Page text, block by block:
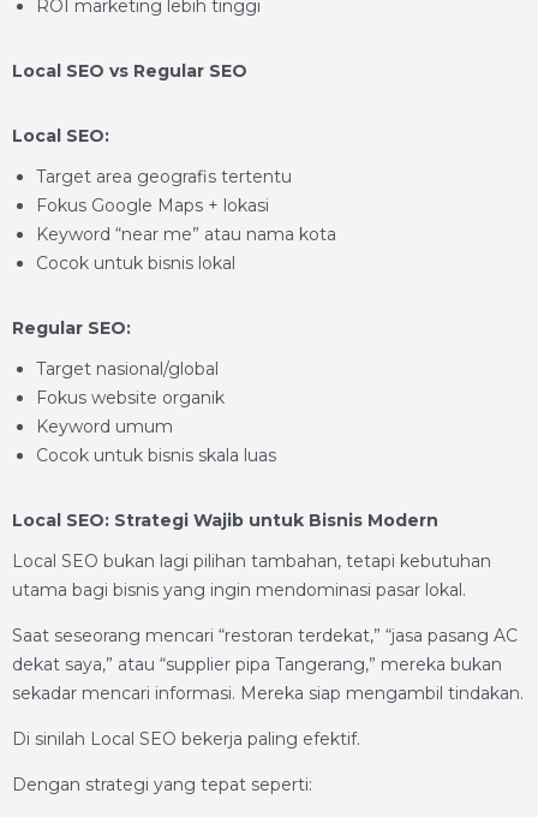
ROI marketing lebih tinggi
Local SEO vs Regular SEO
Local SEO:
Target area geografis tertentu
Fokus Google Maps + lokasi
Keyword “near me” atau nama kota
Cocok untuk bisnis lokal
Regular SEO:
Target nasional/global
Fokus website organik
Keyword umum
Cocok untuk bisnis skala luas
Local SEO: Strategi Wajib untuk Bisnis Modern
Local SEO bukan lagi pilihan tambahan, tetapi kebutuhan
utama bagi bisnis yang ingin mendominasi pasar lokal.
Saat seseorang mencari “restoran terdekat,” “jasa pasang AC
dekat saya,” atau “supplier pipa Tangerang,” mereka bukan
sekadar mencari informasi. Mereka siap mengambil tindakan.
Di sinilah Local SEO bekerja paling efektif.
Dengan strategi yang tepat seperti: